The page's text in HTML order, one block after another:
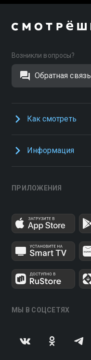
Возникли вопросы?
Обратная связь
Как смотреть
Информация
ПРИЛОЖЕНИЯ
МЫ В СОЦСЕТЯХ